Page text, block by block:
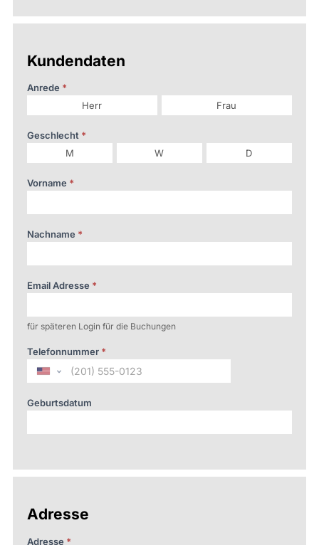
Kundendaten
Anrede *
Herr
Frau
Geschlecht *
M
W D
Vorname *
Nachname *
Email Adresse *
für späteren Login für die Buchungen
Telefonnummer *
United
States
Geburtsdatum
Adresse
Adresse *